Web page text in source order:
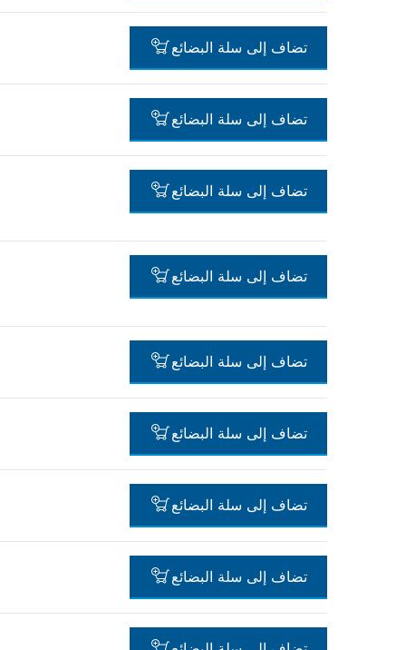
-
-
تضاف إلى سلة البضائع
-
تضاف إلى سلة البضائع
-
تضاف إلى سلة البضائع
-
تضاف إلى سلة البضائع
-
تضاف إلى سلة البضائع
-
تضاف إلى سلة البضائع
-
تضاف إلى سلة البضائع
-
تضاف إلى سلة البضائع